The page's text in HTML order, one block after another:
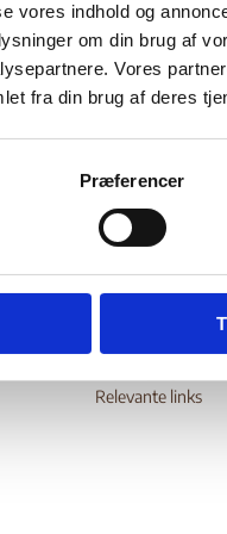
vores indhold og
om din brug af
Vores
fra din brug af deres
Præferencer
oplysninger om den
landet samt de belgiske
af asylsager
Digital Post -
Relevante links